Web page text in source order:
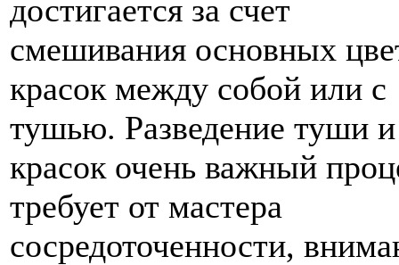
достигается за счет
смешивания основных
красок между собой или с
тушью. Разведение туши и
красок очень важный
требует от мастера
сосредоточенности,